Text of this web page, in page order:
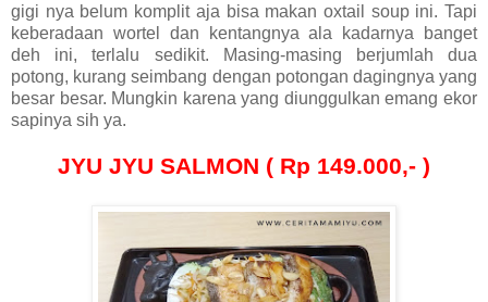
gigi nya belum komplit aja bisa makan oxtail soup ini. Tapi
keberadaan wortel dan kentangnya ala kadarnya banget
deh ini, terlalu sedikit. Masing-masing berjumlah dua
potong, kurang seimbang dengan potongan dagingnya yang
besar besar. Mungkin karena yang diunggulkan emang ekor
sapinya sih ya.
JYU JYU SALMON ( Rp 149.000,- )